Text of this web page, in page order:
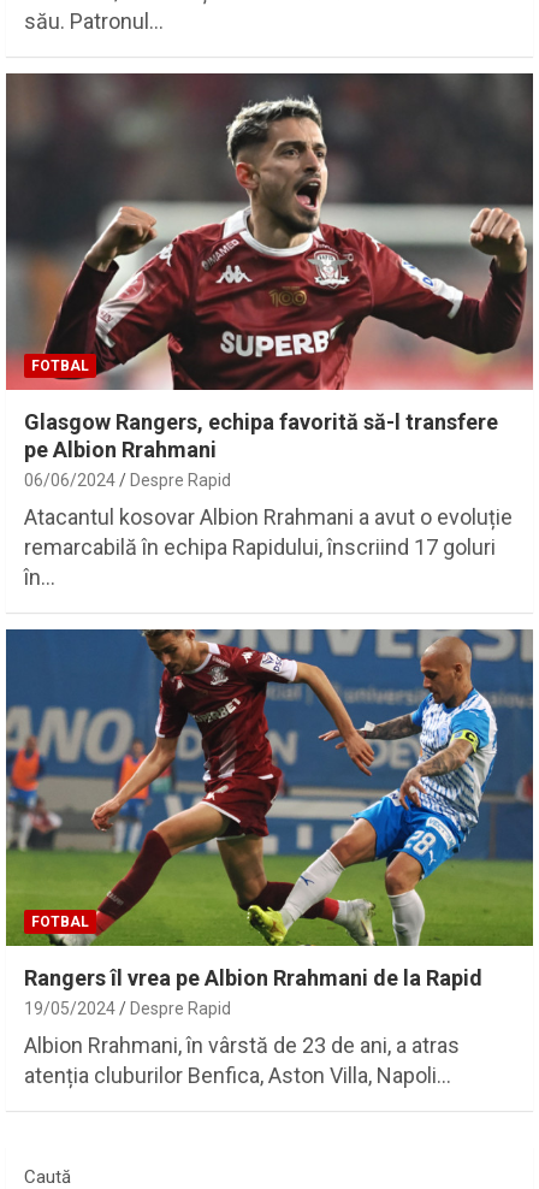
său. Patronul…
FOTBAL
Glasgow Rangers, echipa favorită să-l transfere
pe Albion Rrahmani
06/06/2024 Despre Rapid
Atacantul kosovar Albion Rrahmani a avut o evoluție
remarcabilă în echipa Rapidului, înscriind 17 goluri
în…
FOTBAL
Rangers îl vrea pe Albion Rrahmani de la Rapid
19/05/2024 Despre Rapid
Albion Rrahmani, în vârstă de 23 de ani, a atras
atenția cluburilor Benfica, Aston Villa, Napoli…
Caută